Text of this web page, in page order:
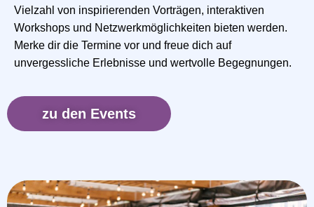
Vielzahl von inspirierenden Vorträgen, interaktiven
Workshops und Netzwerkmöglichkeiten bieten werden.
Merke dir die Termine vor und freue dich auf
unvergessliche Erlebnisse und wertvolle Begegnungen.
zu den Events